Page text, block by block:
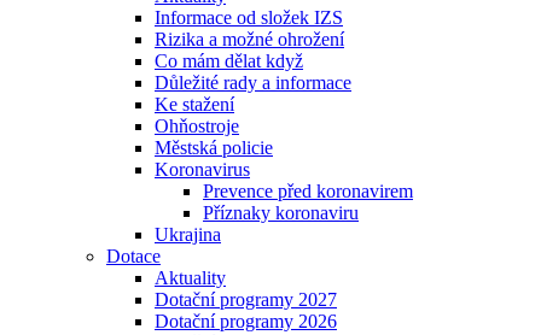
Informace od složek IZS
Rizika a možné ohrožení
Co mám dělat když
Důležité rady a informace
Ke stažení
Ohňostroje
Městská policie
Koronavirus
Prevence před koronavirem
Příznaky koronaviru
Ukrajina
Dotace
Aktuality
Dotační programy 2027
Dotační programy 2026